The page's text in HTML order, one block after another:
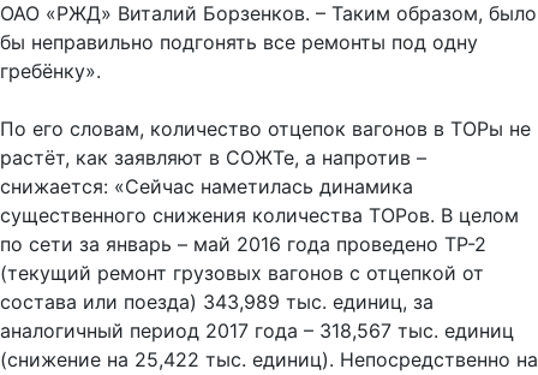
ОАО «РЖД» Виталий Борзенков. – Таким образом, было
бы неправильно подгонять все ремонты под одну
гребёнку».
По его словам, количество отцепок вагонов в ТОРы не
растёт, как заявляют в СОЖТе, а напротив –
снижается: «Сейчас наметилась динамика
существенного снижения количества ТОРов. В целом
по сети за январь – май 2016 года проведено ТР-2
(текущий ремонт грузовых вагонов с отцепкой от
состава или поезда) 343,989 тыс. единиц, за
аналогичный период 2017 года – 318,567 тыс. единиц
(снижение на 25,422 тыс. единиц). Непосредственно на